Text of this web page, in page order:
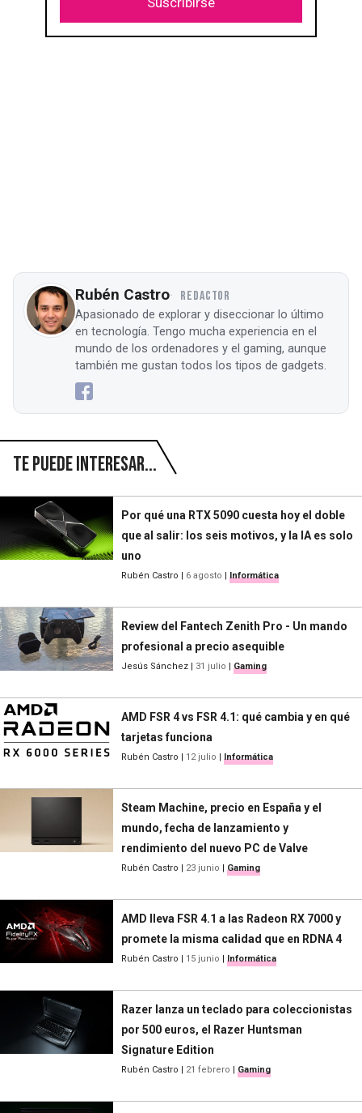
Rubén Castro REDACTOR
Apasionado de explorar y diseccionar lo último
en tecnología. Tengo mucha experiencia en el
mundo de los ordenadores y el gaming, aunque
también me gustan todos los tipos de gadgets.
Te puede interesar...
Por qué una RTX 5090 cuesta hoy el doble
que al salir: los seis motivos, y la IA es solo
uno
Rubén Castro | 6 agosto | Informática
Review del Fantech Zenith Pro - Un mando
profesional a precio asequible
Jesús Sánchez | 31 julio | Gaming
AMD FSR 4 vs FSR 4.1: qué cambia y en qué
tarjetas funciona
Rubén Castro | 12 julio | Informática
Steam Machine, precio en España y el
mundo, fecha de lanzamiento y
rendimiento del nuevo PC de Valve
Rubén Castro | 23 junio | Gaming
AMD lleva FSR 4.1 a las Radeon RX 7000 y
promete la misma calidad que en RDNA 4
Rubén Castro | 15 junio | Informática
Razer lanza un teclado para coleccionistas
por 500 euros, el Razer Huntsman
Signature Edition
Rubén Castro | 21 febrero | Gaming